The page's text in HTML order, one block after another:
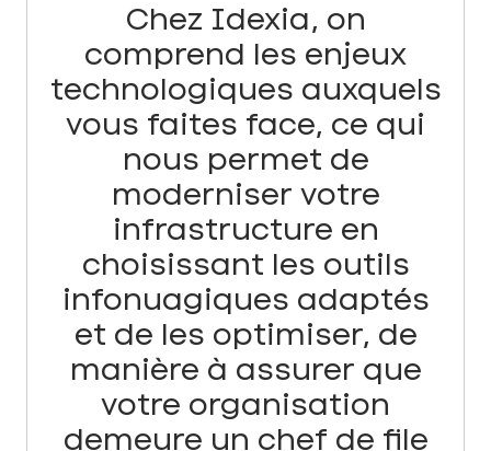
Chez Idexia, on
comprend les enjeux
technologiques auxquels
vous faites face, ce qui
nous permet de
moderniser votre
infrastructure en
choisissant les outils
infonuagiques adaptés
et de les optimiser, de
manière à assurer que
votre organisation
demeure un chef de file